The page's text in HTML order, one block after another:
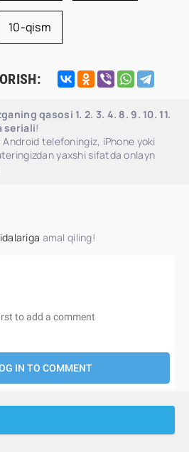
10-qism
qasosi 1. 2. 3. 4. 8. 9. 10. 11.
seriali!
telefoningiz, iPhone yoki
yaxshi sifatda onlayn
amal qiling!